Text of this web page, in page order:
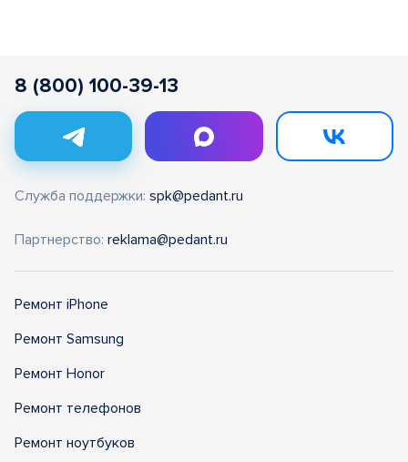
8 (800) 100-39-13
Служба поддержки: spk@pedant.ru
Партнерство: reklama@pedant.ru
Ремонт iPhone
Ремонт Samsung
Ремонт Honor
Ремонт телефонов
Ремонт ноутбуков